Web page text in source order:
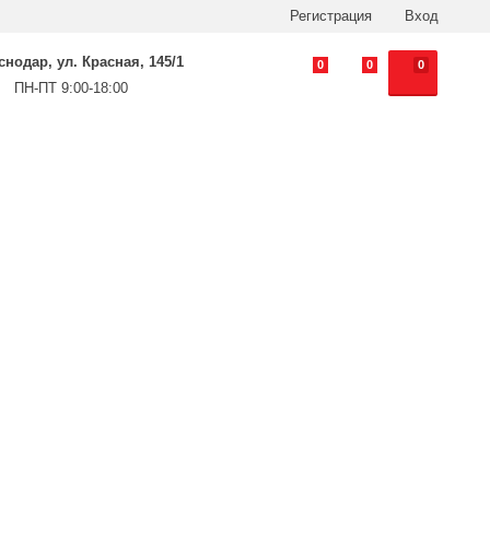
Регистрация Вход
ул. Красная, 145/1
ПН-ПТ 9:00-18:00
0
0 0